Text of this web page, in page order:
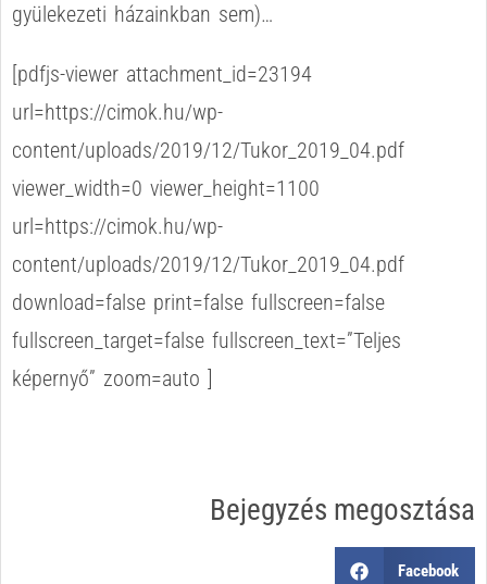
gyülekezeti házainkban sem)…
[pdfjs-viewer attachment_id=23194
url=https://cimok.hu/wp-
content/uploads/2019/12/Tukor_2019_04.pdf
viewer_width=0 viewer_height=1100
url=https://cimok.hu/wp-
content/uploads/2019/12/Tukor_2019_04.pdf
download=false print=false fullscreen=false
fullscreen_target=false fullscreen_text=”Teljes
képernyő” zoom=auto ]
Bejegyzés megosztása
Facebook